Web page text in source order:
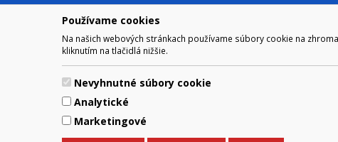
Používame cookies
Na našich webových stránkach používame súbory cookie na
kliknutím na tlačidlá nižšie.
Nevyhnutné súbory cookie
Analytické
Marketingové
NAVIGÁCIA
Mesto Brezno
Samospráva
Kultúra a šport
Kontakt
OTVÁRACIE
Pre